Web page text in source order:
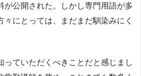
が公開された。しかし専門用語が多
々にとっては、まだまだ馴染みにく
っていただくべきことだと感じまし